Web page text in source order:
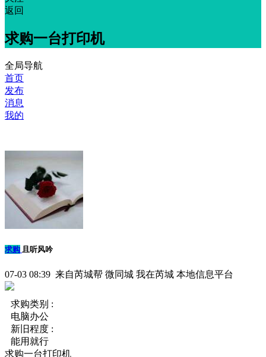
返回
求购一台打印机
全局导航
首页
发布
消息
我的
求购 且听风吟
07-03 08:39 来自芮城帮 微同城 我在芮城 本地信息平台
求购类别 :
电脑办公
新旧程度 :
能用就行
求购一台打印机